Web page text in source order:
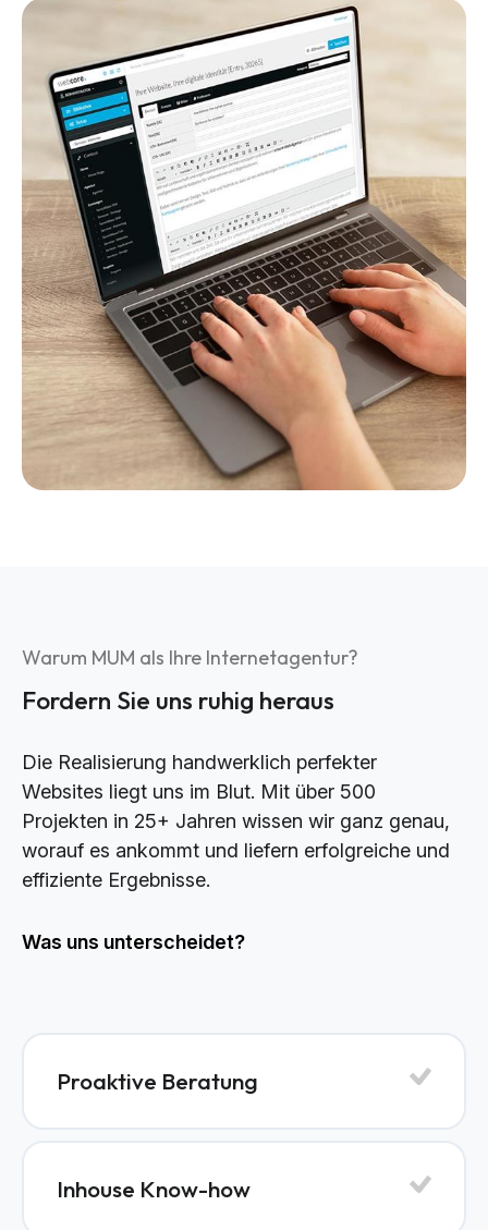
Warum MUM als Ihre Internetagentur?
Fordern Sie uns ruhig heraus
Die Realisierung handwerklich perfekter
Websites liegt uns im Blut. Mit über 500
Projekten in 25+ Jahren wissen wir ganz genau,
worauf es ankommt und liefern erfolgreiche und
effiziente Ergebnisse.
Was uns unterscheidet?
Proaktive Beratung
Inhouse Know-how